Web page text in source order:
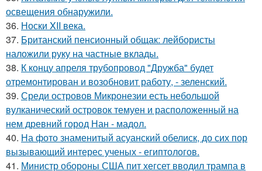
освещения обнаружили.
36. Носки XII века.
37. Британский пенсионный общак: лейбористы
наложили руку на частные вклады.
38. К концу апреля трубопровод "Дружба" будет
отремонтирован и возобновит работу, - зеленский.
39. Среди островов Микронезии есть небольшой
вулканический островок темуен и расположенный на
нем древний город Нан - мадол.
40. На фото знаменитый асуанский обелиск, до сих пор
вызывающий интерес ученых - египтологов.
41. Министр обороны США пит хегсет вводил трампа в